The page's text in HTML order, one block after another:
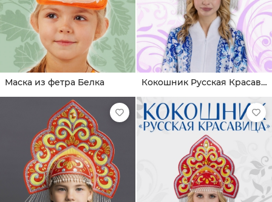
Маска из фетра Белка Кокошник Русская Красавица